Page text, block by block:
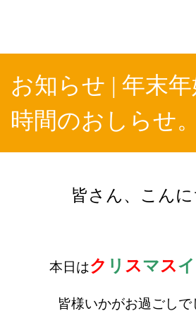
お知らせ | 年末
時間のおしらせ。
皆さん、こんに
本日はク リ スマスイ
皆様いかがお過ごしで